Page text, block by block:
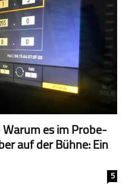
Warum es im Probe­
auf der Bühne: Ein
5